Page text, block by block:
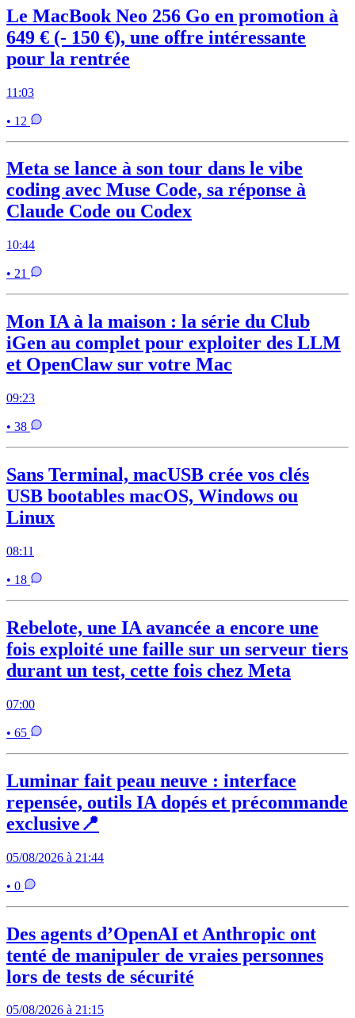
Le MacBook Neo 256 Go en promotion à
649 € (- 150 €), une offre intéressante
pour la rentrée
11:03
• 12
Meta se lance à son tour dans le vibe
coding avec Muse Code, sa réponse à
Claude Code ou Codex
10:44
• 21
Mon IA à la maison : la série du Club
iGen au complet pour exploiter des LLM
et OpenClaw sur votre Mac
09:23
• 38
Sans Terminal, macUSB crée vos clés
USB bootables macOS, Windows ou
Linux
08:11
• 18
Rebelote, une IA avancée a encore une
fois exploité une faille sur un serveur tiers
durant un test, cette fois chez Meta
07:00
• 65
Luminar fait peau neuve : interface
repensée, outils IA dopés et précommande
exclusive📍
05/08/2026 à 21:44
• 0
Des agents d’OpenAI et Anthropic ont
tenté de manipuler de vraies personnes
lors de tests de sécurité
05/08/2026 à 21:15